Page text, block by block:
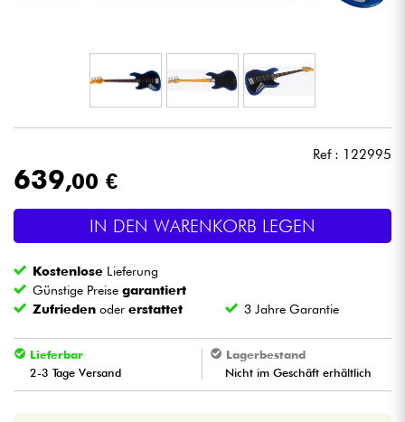
Licht
Blasinstrumente
Violinen & Quartett
Ref : 122995
639,00 €
IN DEN WARENKORB LEGEN
Kostenlose Lieferung
Günstige Preisegarantiert
Zufrieden odererstattet 3 Jahre Garantie
Lieferbar
2-3 Tage Versand
Lagerbestand
Nicht im Geschäft erhältlich